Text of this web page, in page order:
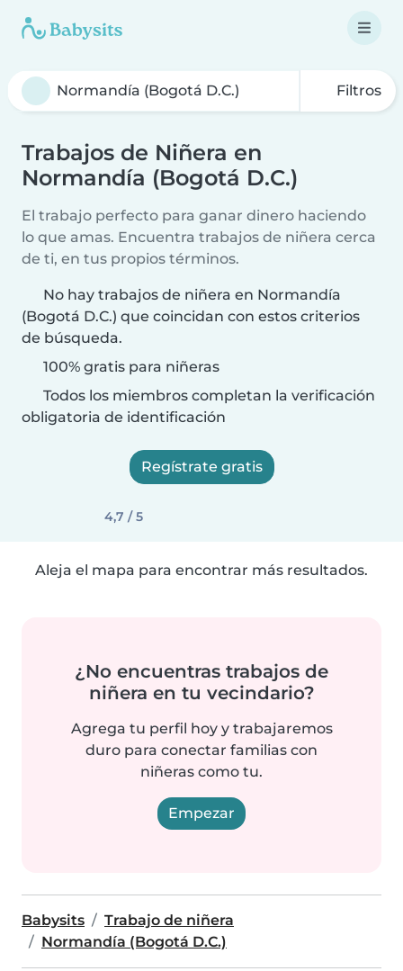
Filtros
Trabajos de Niñera en
Normandía (Bogotá D.C.)
El trabajo perfecto para ganar dinero haciendo
lo que amas. Encuentra trabajos de niñera cerca
de ti, en tus propios términos.
No hay trabajos de niñera en Normandía
(Bogotá D.C.) que coincidan con estos criterios
de búsqueda.
100% gratis para niñeras
Todos los miembros completan la verificación
obligatoria de identificación
Regístrate gratis
4,7 / 5
Aleja el mapa para encontrar más resultados.
¿No encuentras trabajos de
niñera en tu vecindario?
Agrega tu perfil hoy y trabajaremos
duro para conectar familias con
niñeras como tu.
Empezar
Babysits
Trabajo de niñera
Normandía (Bogotá D.C.)